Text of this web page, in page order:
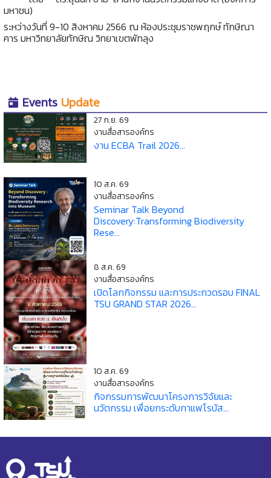
มหาชน)
ระหว่างวันที่ 9-10 สิงหาคม 2566 ณ ห้องประชุมราชพฤกษ์ ทักษิณา
คาร มหาวิทยาลัยทักษิณ วิทยาเขตพัทลุง
Events Update
27 ก.ย. 69
งานสื่อสารองค์กร
งาน ECBA Trail 2026...
10 ส.ค. 69
งานสื่อสารองค์กร
Seminar Talk Beyond
Discovery:Transforming Biodiversity
Rese...
8 ส.ค. 69
งานสื่อสารองค์กร
เปิดโลกกิจกรรม และการประกวดรอบ FINAL
TSU GRAND STAR 2026...
10 ส.ค. 69
งานสื่อสารองค์กร
กิจกรรมการพัฒนาโครงการวิจัยและ
นวัตกรรม เพื่อยกระดับกาแฟโรบัส...